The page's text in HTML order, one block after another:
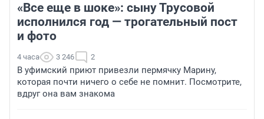
«Все еще в шоке»: сыну Трусовой
исполнился год — трогательный пост
и фото
4 часа 3 246 2
В уфимский приют привезли пермячку Марину,
которая почти ничего о себе не помнит. Посмотрите,
вдруг она вам знакома